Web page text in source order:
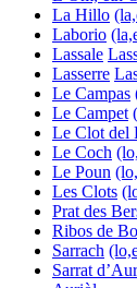
La Hillo
Laborio
Lassale
Lasserre
Le Campas
Le Campet
Le Clot del
Le Coch
Le Poun
Les Clots
Prat des
Ribos de
Sarrach
Sarrat